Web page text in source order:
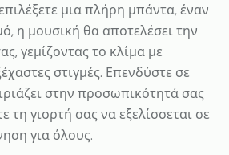
μια πλήρη μπάντα, έναν
η μουσική θα αποτελέσει την
γεμίζοντας το κλίμα με
στιγμές. Επενδύστε σε
στην προσωπικότητά σας
τη γιορτή σας να εξελίσσεται σε
για όλους.